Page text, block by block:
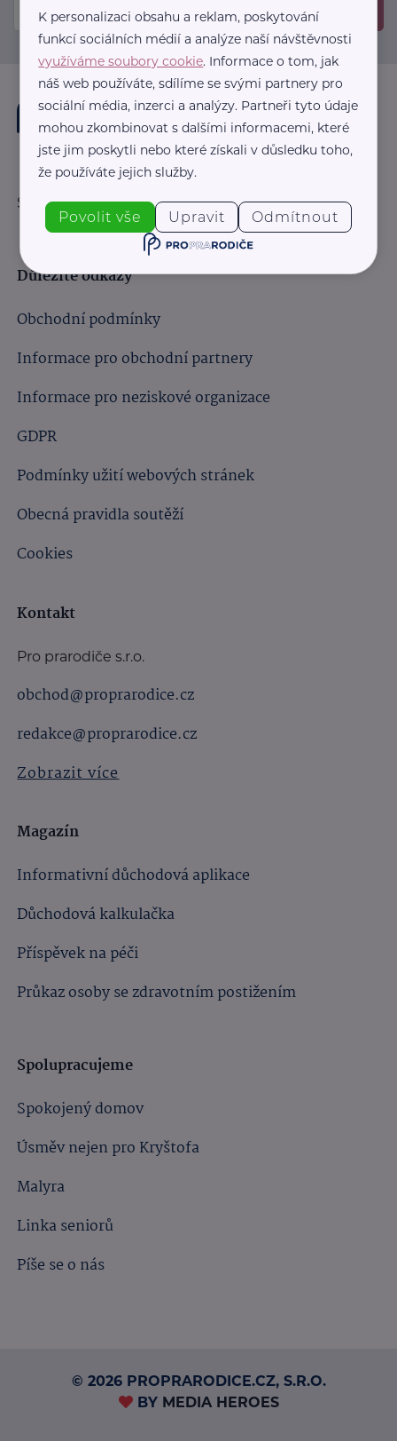
Sledujte nás:
Důležité odkazy
Obchodní podmínky
Informace pro obchodní partnery
Informace pro neziskové organizace
GDPR
Podmínky užití webových stránek
Obecná pravidla soutěží
Cookies
Kontakt
Pro prarodiče s.r.o.
obchod@proprarodice.cz
redakce@proprarodice.cz
Zobrazit více
Magazín
Informativní důchodová aplikace
Důchodová kalkulačka
Příspěvek na péči
Průkaz osoby se zdravotním postižením
Spolupracujeme
Spokojený domov
Úsměv nejen pro Kryštofa
Malyra
Linka seniorů
Píše se o nás
© 2026 PROPRARODICE.CZ, S.R.O.
BY MEDIA HEROES
K personalizaci obsahu a reklam, poskytování
funkcí sociálních médií a analýze naší návštěvnosti
využíváme soubory cookie. Informace o tom, jak
náš web používáte, sdílíme se svými partnery pro
sociální média, inzerci a analýzy. Partneři tyto údaje
mohou zkombinovat s dalšími informacemi, které
jste jim poskytli nebo které získali v důsledku toho,
že používáte jejich služby.
Povolit vše Upravit Odmítnout